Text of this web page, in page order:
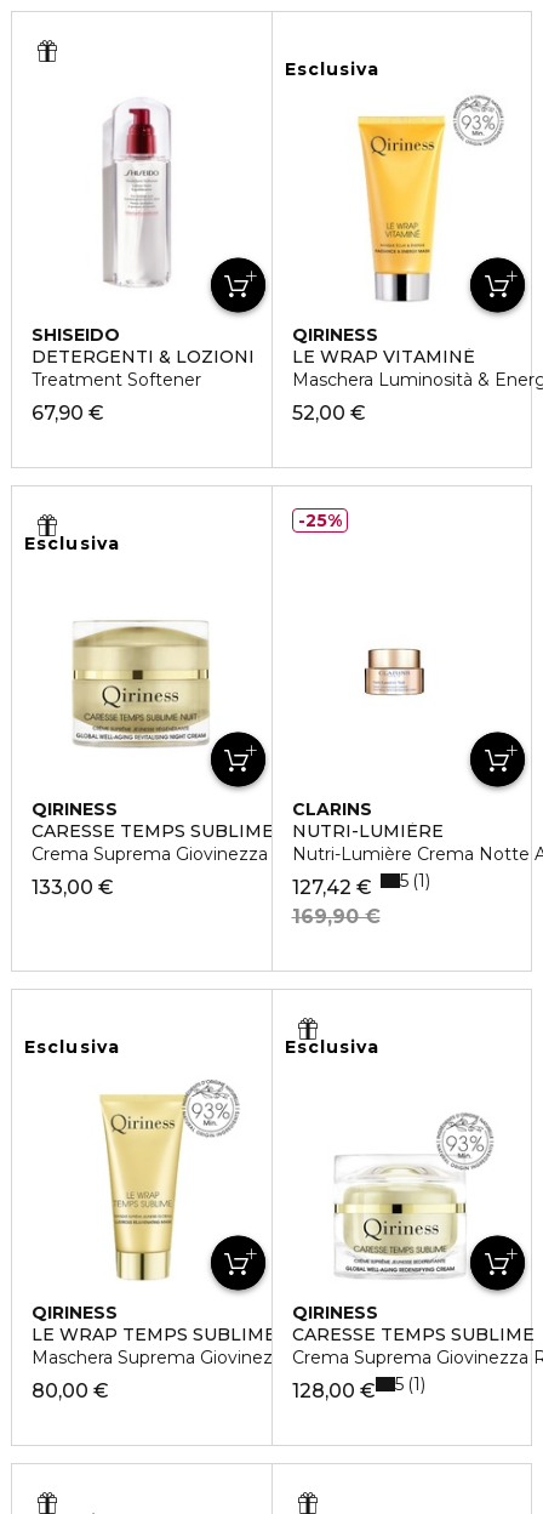
SHISEIDO
DETERGENTI & LOZIONI
Treatment Softener
67,90 €
Esclusiva
QIRINESS
LE WRAP VITAMINÉ
Maschera Luminosità &
52,00 €
Esclusiva
QIRINESS
CARESSE TEMPS SUBLIME NUIT
Crema Suprema Giovinezza Rigenerante
133,00 €
CLARINS
NUTRI-LUMIÈRE
Nutri-Lumière Crema Notte
127,42 €
169,90 €
5 1
25%
Esclusiva
QIRINESS
LE WRAP TEMPS SUBLIME
Maschera Suprema Giovinezza Globale
80,00 €
Esclusiva
QIRINESS
CARESSE TEMPS SUBLIME
Crema Suprema Giovinezza
128,00 € 5 1